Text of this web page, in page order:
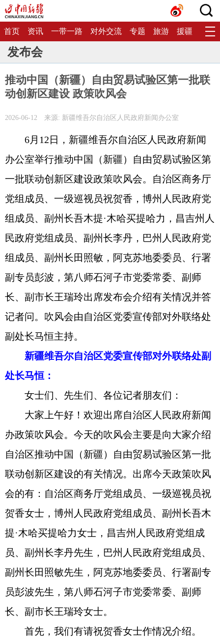
首页 资讯 一带一路 对外交流 专题 旅游 援疆 生态
发布会
推动中国（新疆）自由贸易试验区第一批联
动创新区建设 政策吹风会
2026-06-12 来源: 新疆维吾尔自治区人民政府新闻办公室
6月12日，新疆维吾尔自治区人民政府新闻
办公室举行推动中国（新疆）自由贸易试验区第
一批联动创新区建设政策吹风会。自治区商务厅
党组成员、一级巡视员祝贺香，博州人民政府党
组成员、副州长吾木提·木哈买提哈力，昌吉州人
民政府党组成员、副州长李丹，巴州人民政府党
组成员、副州长田照敏，阿克苏地委委员、行署
副专员彭波，第八师石河子市党委常委、副师
长、副市长王瑞玲出席发布会介绍有关情况并答
记者问。吹风会由自治区党委宣传部对外联络处
副处长马恒主持。
新疆维吾尔自治区党委宣传部对外联络处副
处长马恒：
女士们、先生们、各位记者朋友们：
大家上午好！欢迎出席自治区人民政府新闻
办政策吹风会。今天的吹风会主要是向大家介绍
自治区推动中国（新疆）自由贸易试验区第一批
联动创新区建设的有关情况。出席今天政策吹风
会的有：自治区商务厅党组成员、一级巡视员祝
贺香女士，博州人民政府党组成员、副州长吾木
提·木哈买提哈力女士，昌吉州人民政府党组成
员、副州长李丹先生，巴州人民政府党组成员、
副州长田照敏先生，阿克苏地委委员、行署副专
员彭波先生，第八师石河子市党委常委、副师
长、副市长王瑞玲女士。
首先，我们有请祝贺香女士作情况介绍。